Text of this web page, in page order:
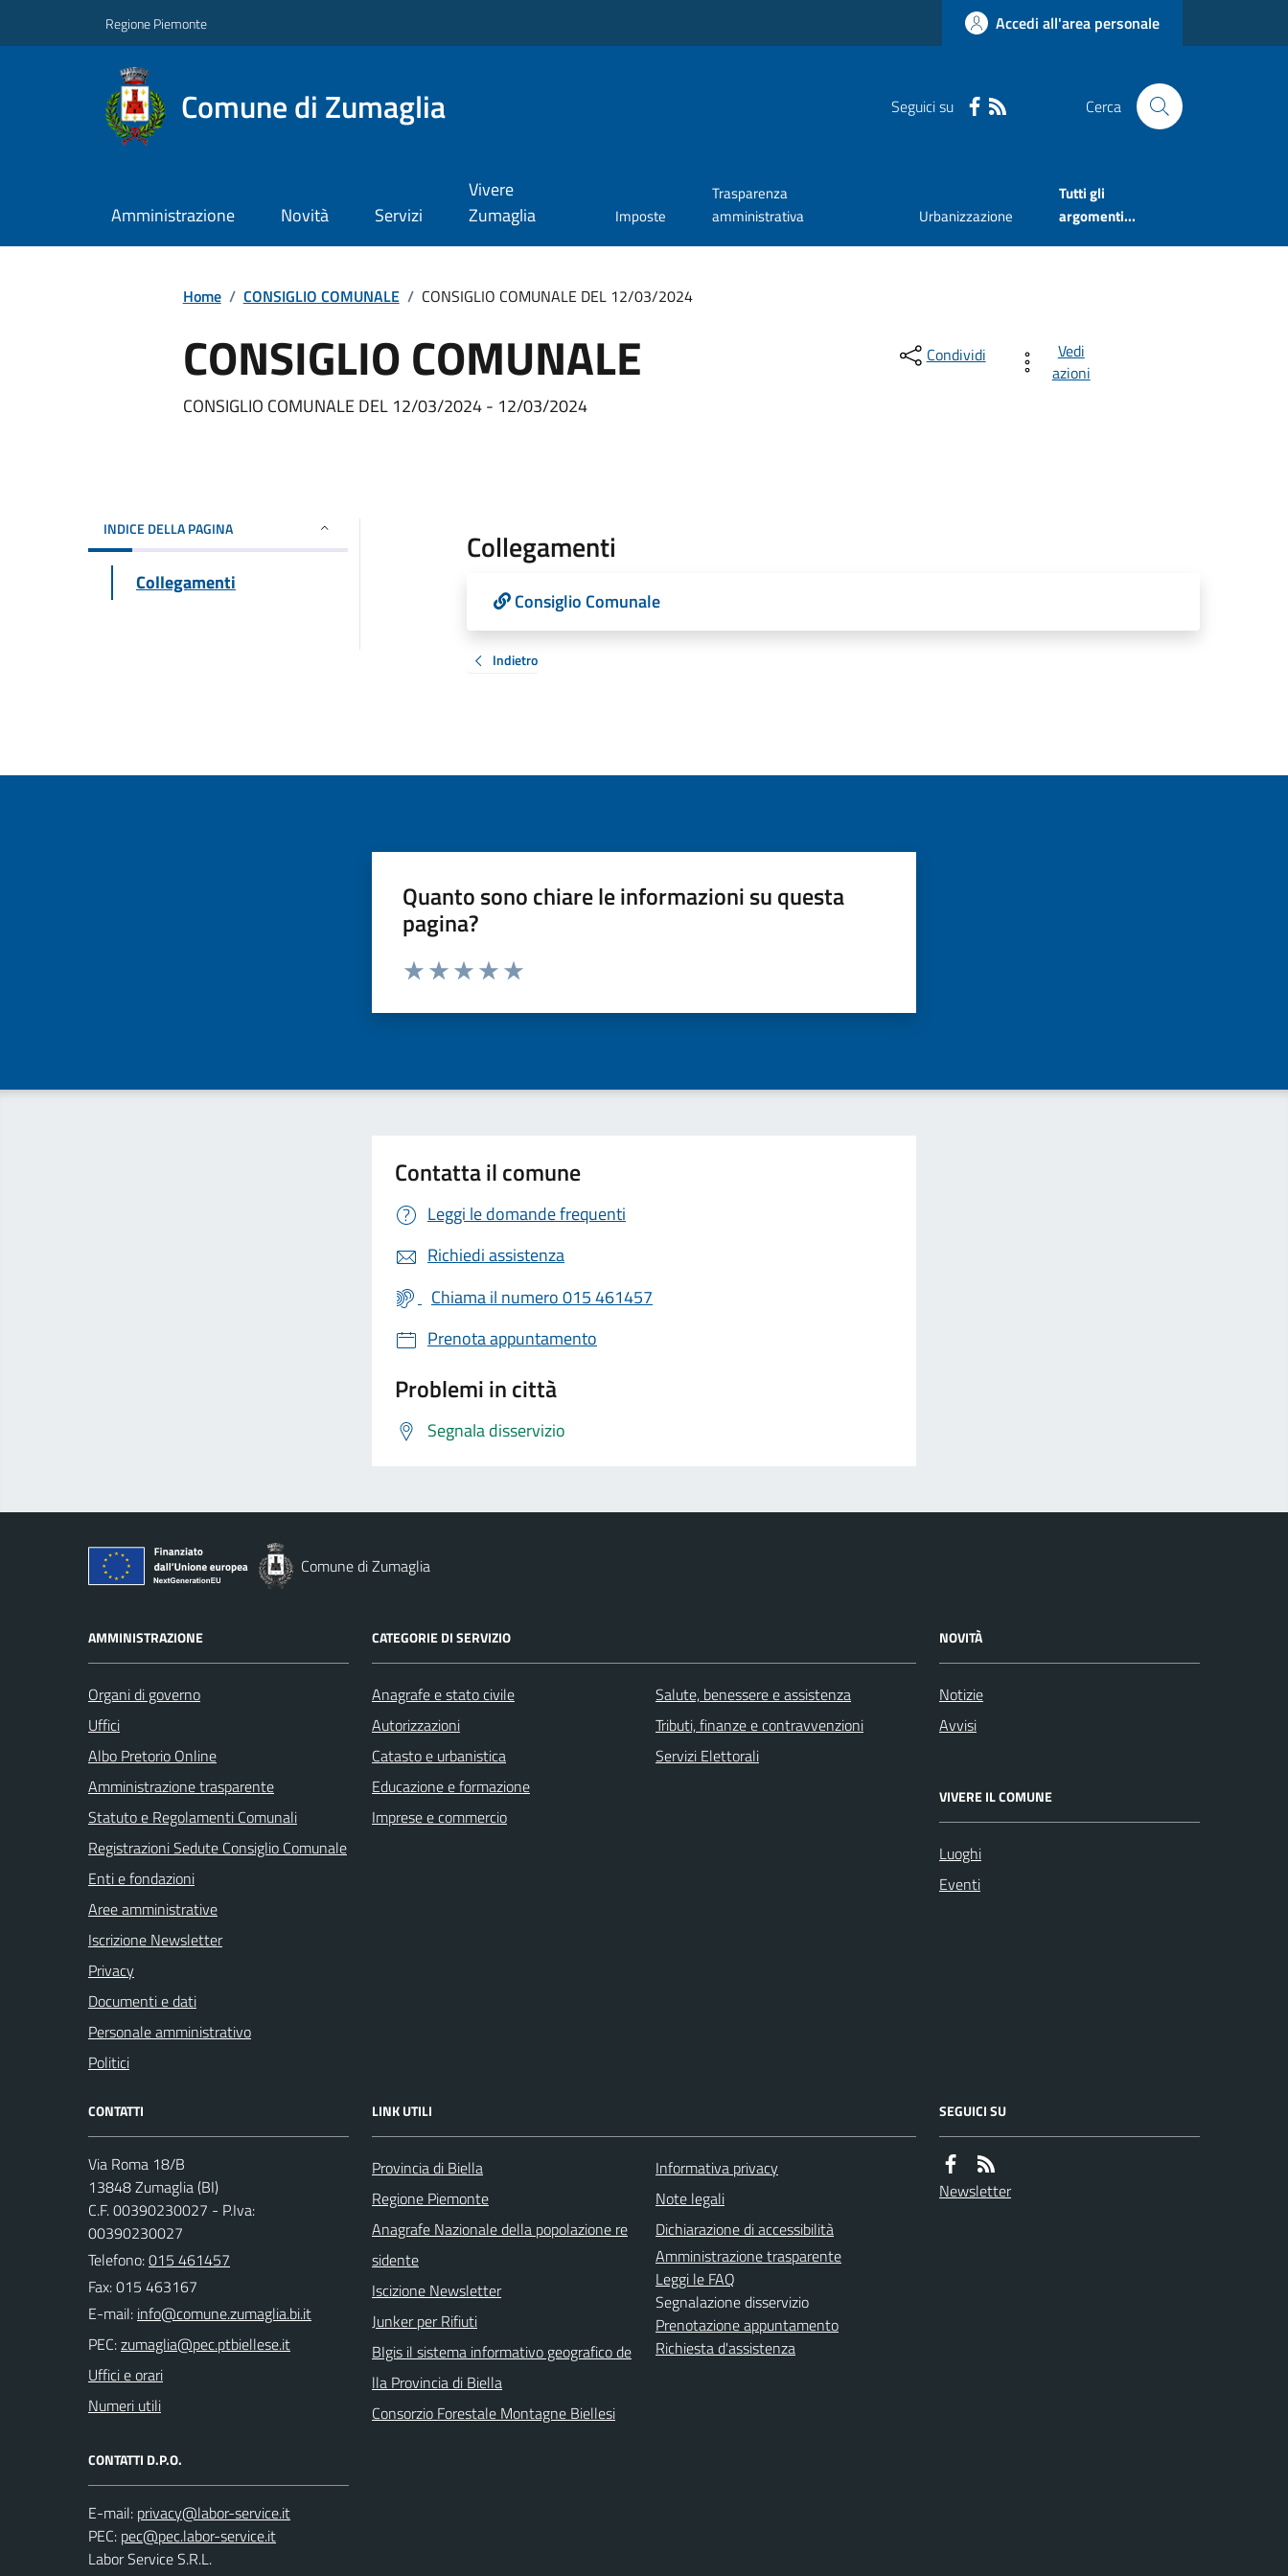
Regione Piemonte Accedi all'area personale
Comune di Zumaglia Seguici su Cerca
Amministrazione Novità Servizi
Vivere
Zumaglia
Imposte
Trasparenza
amministrativa
Urbanizzazione
Tutti gli
argomenti...
Home / CONSIGLIO COMUNALE / CONSIGLIO COMUNALE DEL 12/03/2024
CONSIGLIO COMUNALE
CONSIGLIO COMUNALE DEL 12/03/2024 - 12/03/2024
Condividi
Vedi
azioni
INDICE DELLA PAGINA
Collegamenti
Collegamenti
Consiglio Comunale
Indietro
Quanto sono chiare le informazioni su questa
pagina?
Valuta da 1 a 5 stelle la pagina
Contatta il comune
Leggi le domande frequenti
Richiedi assistenza
Chiama il numero 015 461457
Prenota appuntamento
Problemi in città
Segnala disservizio
Comune di Zumaglia
AMMINISTRAZIONE
Organi di governo
Uffici
Albo Pretorio Online
Amministrazione trasparente
Statuto e Regolamenti Comunali
Registrazioni Sedute Consiglio Comunale
Enti e fondazioni
Aree amministrative
Iscrizione Newsletter
Privacy
Documenti e dati
Personale amministrativo
Politici
CATEGORIE DI SERVIZIO
Anagrafe e stato civile
Autorizzazioni
Catasto e urbanistica
Educazione e formazione
Imprese e commercio
Salute, benessere e assistenza
Tributi, finanze e contravvenzioni
Servizi Elettorali
NOVITÀ
Notizie
Avvisi
VIVERE IL COMUNE
Luoghi
Eventi
CONTATTI
Via Roma 18/B
13848 Zumaglia (BI)
C.F. 00390230027 - P.Iva:
00390230027
Telefono:015 461457
Fax: 015 463167
E-mail:
PEC:
Uffici e orari
Numeri utili
CONTATTI D.P.O.
E-mail:
PEC:
Labor Service S.R.L.
LINK UTILI
Provincia di Biella
Regione Piemonte
Anagrafe Nazionale della popolazione re
sidente
Iscizione Newsletter
Junker per Rifiuti
BIgis il sistema informativo geografico de
lla Provincia di Biella
Consorzio Forestale Montagne Biellesi
Informativa privacy
Note legali
Dichiarazione di accessibilità
Amministrazione trasparente
Leggi le FAQ
Segnalazione disservizio
Prenotazione appuntamento
Richiesta d'assistenza
SEGUICI SU
Newsletter